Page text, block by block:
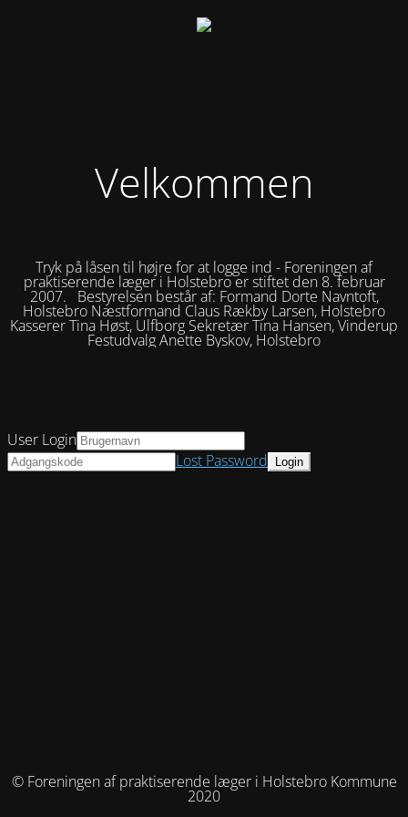
Velkommen
Tryk på låsen til højre for at logge ind - Foreningen af
praktiserende læger i Holstebro er stiftet den 8. februar
2007. Bestyrelsen består af: Formand Dorte Navntoft,
Holstebro Næstformand Claus Rækby Larsen, Holstebro
Kasserer Tina Høst, Ulfborg Sekretær Tina Hansen, Vinderup
Festudvalg Anette Byskov, Holstebro
© Foreningen af praktiserende læger i Holstebro Kommune
2020
User Login
Lost Password